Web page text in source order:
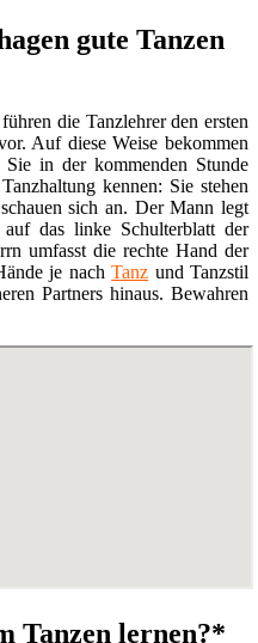
gute Tanzen
die Tanzlehrer den ersten
Auf diese Weise bekommen
in der kommenden Stunde
kennen: Sie stehen
sich an. Der Mann legt
das linke Schulterblatt der
umfasst die rechte Hand der
je nachTanz und Tanzstil
Partners hinaus. Bewahren
Tanzen lernen?*